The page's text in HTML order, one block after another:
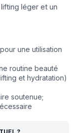
léger et un
une utilisation
routine beauté
et hydratation)
soutenue;